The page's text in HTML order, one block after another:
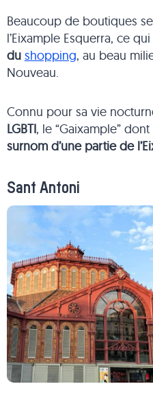
Beaucoup de boutiques
l’Eixample Esquerra, ce
du shopping, au beau
Nouveau.
Connu pour sa vie
LGBTI, le “Gaixample” dont
surnom d’une partie de
Sant Antoni